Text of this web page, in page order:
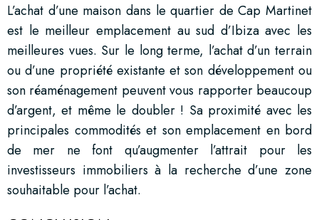
L’achat d’une maison dans le quartier de Cap Martinet
est le meilleur emplacement au sud d’Ibiza avec les
meilleures vues. Sur le long terme, l’achat d’un terrain
ou d’une propriété existante et son développement ou
son réaménagement peuvent vous rapporter beaucoup
d’argent, et même le doubler ! Sa proximité avec les
principales commodités et son emplacement en bord
de mer ne font qu’augmenter l’attrait pour les
investisseurs immobiliers à la recherche d’une zone
souhaitable pour l’achat.